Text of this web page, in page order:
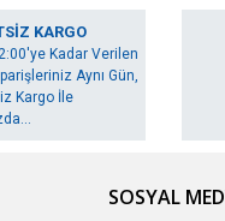
KARGO
Kadar Verilen
Aynı Gün,
Kargo İle
SOSYAL